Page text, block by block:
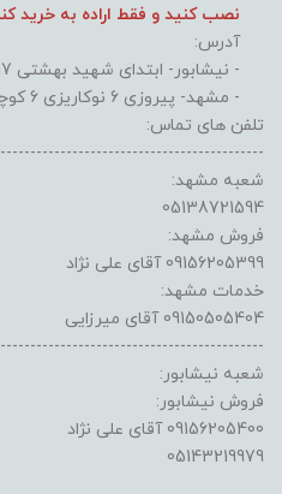
نصب کنید و فقط اراده به خرید
آدرس:
- نیشابور- ابتدای شهید بهشتی 17 رنگ و ابزار علی نژاد
- مشهد- پیروزی 6 نوکاریزی 6 کوچه اول سمت چپ
تلفن های تماس:
شعبه مشهد:
05138721594
فروش مشهد:
09156205399 آقای علی نژاد
خدمات مشهد:
09150505404 آقای میرزایی
شعبه نیشابور:
فروش نیشابور:
09156205400 آقای علی نژاد
05143219979